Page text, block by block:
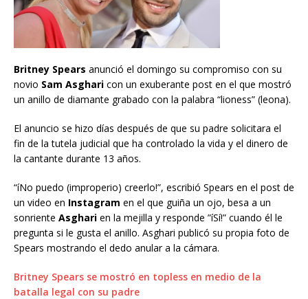
Britney Spears anunció el domingo su compromiso con su
novio Sam Asghari con un exuberante post en el que mostró
un anillo de diamante grabado con la palabra “lioness” (leona).
El anuncio se hizo días después de que su padre solicitara el
fin de la tutela judicial que ha controlado la vida y el dinero de
la cantante durante 13 años.
“íNo puedo (improperio) creerlo!”, escribió Spears en el post de
un video en Instagram en el que guiña un ojo, besa a un
sonriente Asghari en la mejilla y responde ”íSí!” cuando él le
pregunta si le gusta el anillo. Asghari publicó su propia foto de
Spears mostrando el dedo anular a la cámara.
Britney Spears se mostró en topless en medio de la
batalla legal con su padre